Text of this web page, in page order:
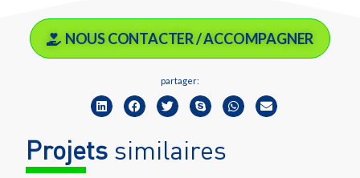
NOUS CONTACTER / ACCOMPAGNER
partager:
Projets similaires